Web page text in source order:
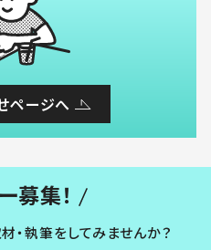
ページへ
募集！
・執筆をしてみませんか？